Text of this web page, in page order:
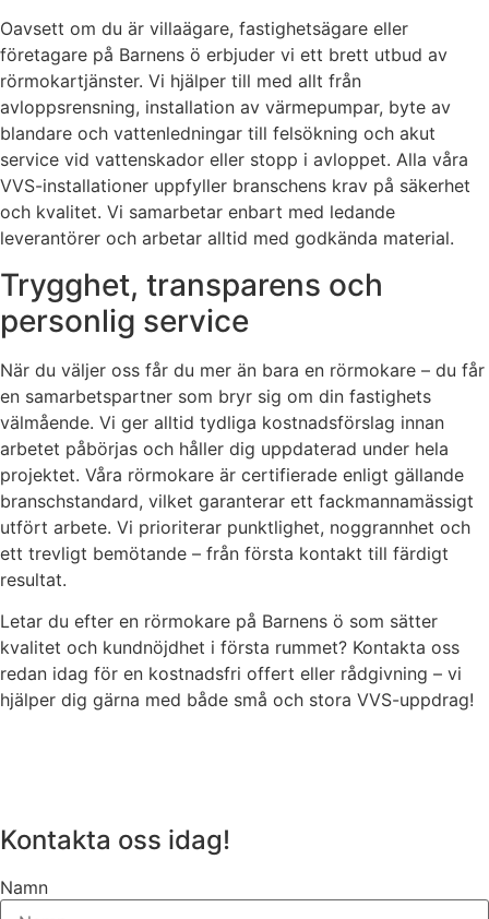
Oavsett om du är villaägare, fastighetsägare eller
företagare på Barnens ö erbjuder vi ett brett utbud av
rörmokartjänster. Vi hjälper till med allt från
avloppsrensning, installation av värmepumpar, byte av
blandare och vattenledningar till felsökning och akut
service vid vattenskador eller stopp i avloppet. Alla våra
VVS-installationer uppfyller branschens krav på säkerhet
och kvalitet. Vi samarbetar enbart med ledande
leverantörer och arbetar alltid med godkända material.
Trygghet, transparens och
personlig service
När du väljer oss får du mer än bara en rörmokare – du får
en samarbetspartner som bryr sig om din fastighets
välmående. Vi ger alltid tydliga kostnadsförslag innan
arbetet påbörjas och håller dig uppdaterad under hela
projektet. Våra rörmokare är certifierade enligt gällande
branschstandard, vilket garanterar ett fackmannamässigt
utfört arbete. Vi prioriterar punktlighet, noggrannhet och
ett trevligt bemötande – från första kontakt till färdigt
resultat.
Letar du efter en rörmokare på Barnens ö som sätter
kvalitet och kundnöjdhet i första rummet? Kontakta oss
redan idag för en kostnadsfri offert eller rådgivning – vi
hjälper dig gärna med både små och stora VVS-uppdrag!
Kontakta oss idag!
Namn